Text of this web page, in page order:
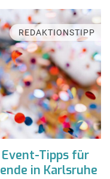
REDAKTIONSTIPP
Tipps für
in Karlsruhe